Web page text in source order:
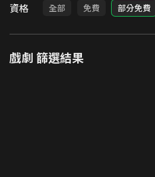
資格 全部 免費 部分免費
戲劇 篩選結果